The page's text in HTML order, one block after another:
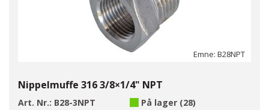
Emne: B28NPT
Nippelmuffe 316 3/8×1/4" NPT
Art. Nr.: B28-3NPT
På lager (28)